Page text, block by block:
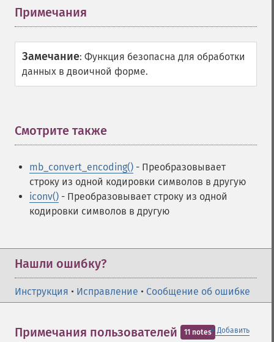
Примечания
Замечание: Функция безопасна для обработки
данных в двоичной форме.
Смотрите также
mb_convert_encoding() - Преобразовывает
строку из одной кодировки символов в другую
iconv() - Преобразовывает строку из одной
кодировки символов в другую
Нашли ошибку?
Инструкция • Исправление • Сообщение об ошибке
＋ Добавить
Примечания пользователей 11 notes